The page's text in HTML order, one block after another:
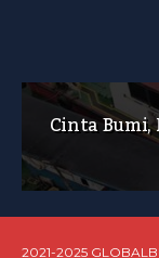
Cinta Bumi,
2021-2025